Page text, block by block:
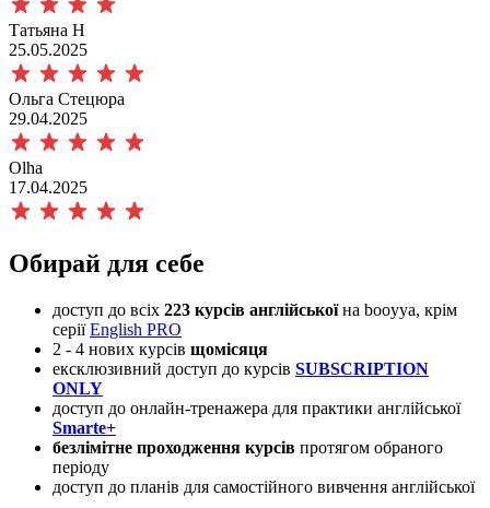
Татьяна Н
25.05.2025
Ольга Стецюра
29.04.2025
Olha
17.04.2025
Обирай для себе
доступ до всіх 223 курсів англійськоїна booyya, крім
серіїEnglish PRO
​2 - 4 нових курсів щомісяця
ексклюзивний доступ до курсів SUBSCRIPTION
ONLY
доступ до онлайн-тренажера для практики англійської
Smarte+
безлімітне проходження курсів протягом обраного
періоду
доступ до планів для самостійного вивчення англійської